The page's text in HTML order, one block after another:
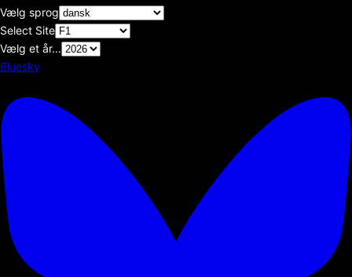
Vælg sprog
Select Site
Vælg et år...
Bluesky